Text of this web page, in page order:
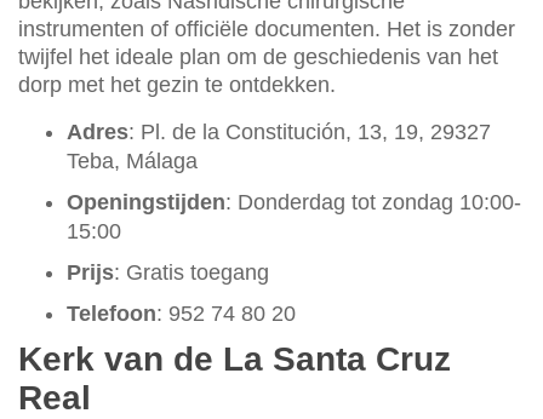
instrumenten of officiële documenten. Het is zonder
twijfel het ideale plan om de geschiedenis van het
dorp met het gezin te ontdekken.
Adres: Pl. de la Constitución, 13, 19, 29327
Teba, Málaga
Openingstijden: Donderdag tot zondag 10:00-
15:00
Prijs: Gratis toegang
Telefoon: 952 74 80 20
Kerk van de La Santa Cruz
Real